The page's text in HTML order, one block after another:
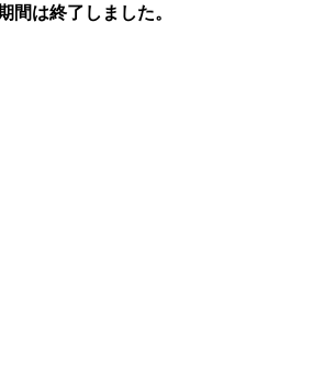
力し、 「結果を送信する」をタ
間は終了しました。